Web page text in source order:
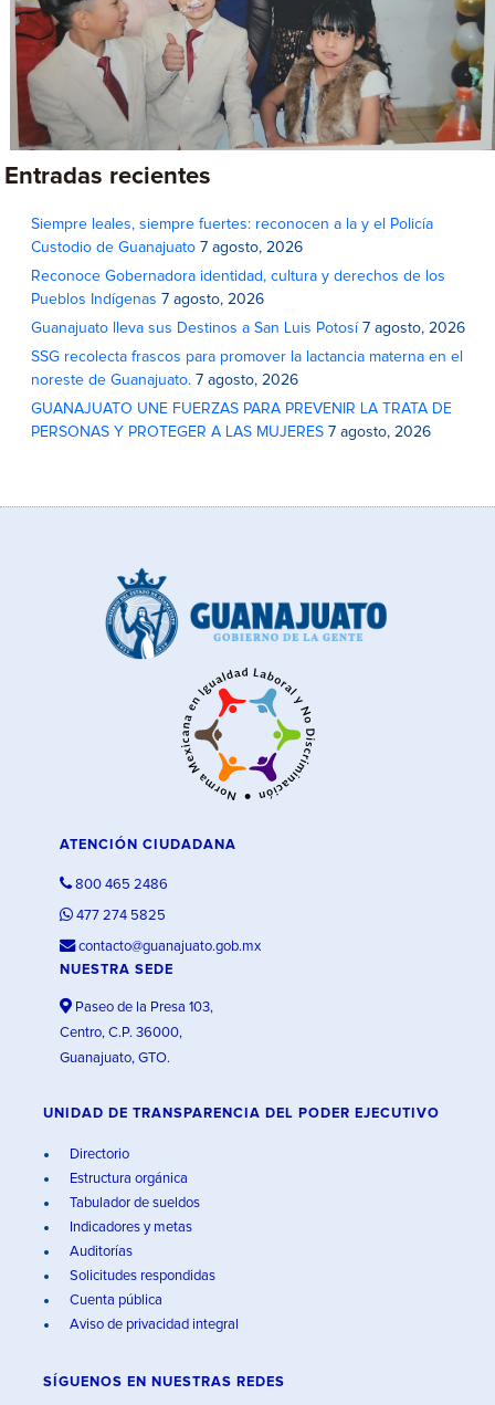
Entradas recientes
Siempre leales, siempre fuertes: reconocen a la y el Policía
Custodio de Guanajuato 7 agosto, 2026
Reconoce Gobernadora identidad, cultura y derechos de los
Pueblos Indígenas 7 agosto, 2026
Guanajuato lleva sus Destinos a San Luis Potosí 7 agosto, 2026
SSG recolecta frascos para promover la lactancia materna en el
noreste de Guanajuato. 7 agosto, 2026
GUANAJUATO UNE FUERZAS PARA PREVENIR LA TRATA DE
PERSONAS Y PROTEGER A LAS MUJERES 7 agosto, 2026
ATENCIÓN CIUDADANA
800 465 2486
477 274 5825
contacto@guanajuato.gob.mx
NUESTRA SEDE
Paseo de la Presa 103,
Centro, C.P. 36000,
Guanajuato, GTO.
UNIDAD DE TRANSPARENCIA DEL PODER EJECUTIVO
Directorio
Estructura orgánica
Tabulador de sueldos
Indicadores y metas
Auditorías
Solicitudes respondidas
Cuenta pública
Aviso de privacidad integral
SÍGUENOS EN NUESTRAS REDES